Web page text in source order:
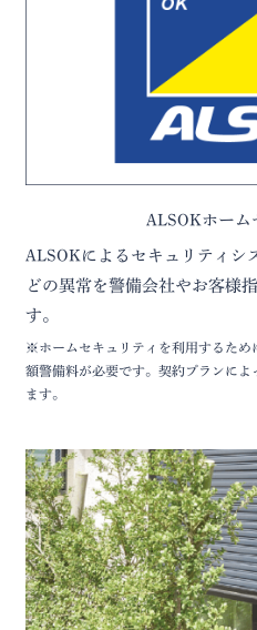
ALSOKホーム
ALSOKによるセキュリティシ
どの異常を警備会社やお客様
す。
※ホームセキュリティを利用するため
額警備料が必要です。契約プランによ
ます。